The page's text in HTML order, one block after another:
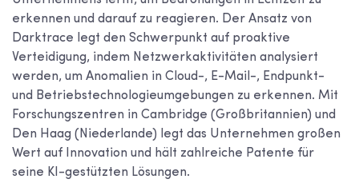
erkennen und darauf zu reagieren. Der Ansatz von
Darktrace legt den Schwerpunkt auf proaktive
Verteidigung, indem Netzwerkaktivitäten analysiert
werden, um Anomalien in Cloud-, E-Mail-, Endpunkt-
und Betriebstechnologieumgebungen zu erkennen. Mit
Forschungszentren in Cambridge (Großbritannien) und
Den Haag (Niederlande) legt das Unternehmen großen
Wert auf Innovation und hält zahlreiche Patente für
seine KI-gestützten Lösungen.